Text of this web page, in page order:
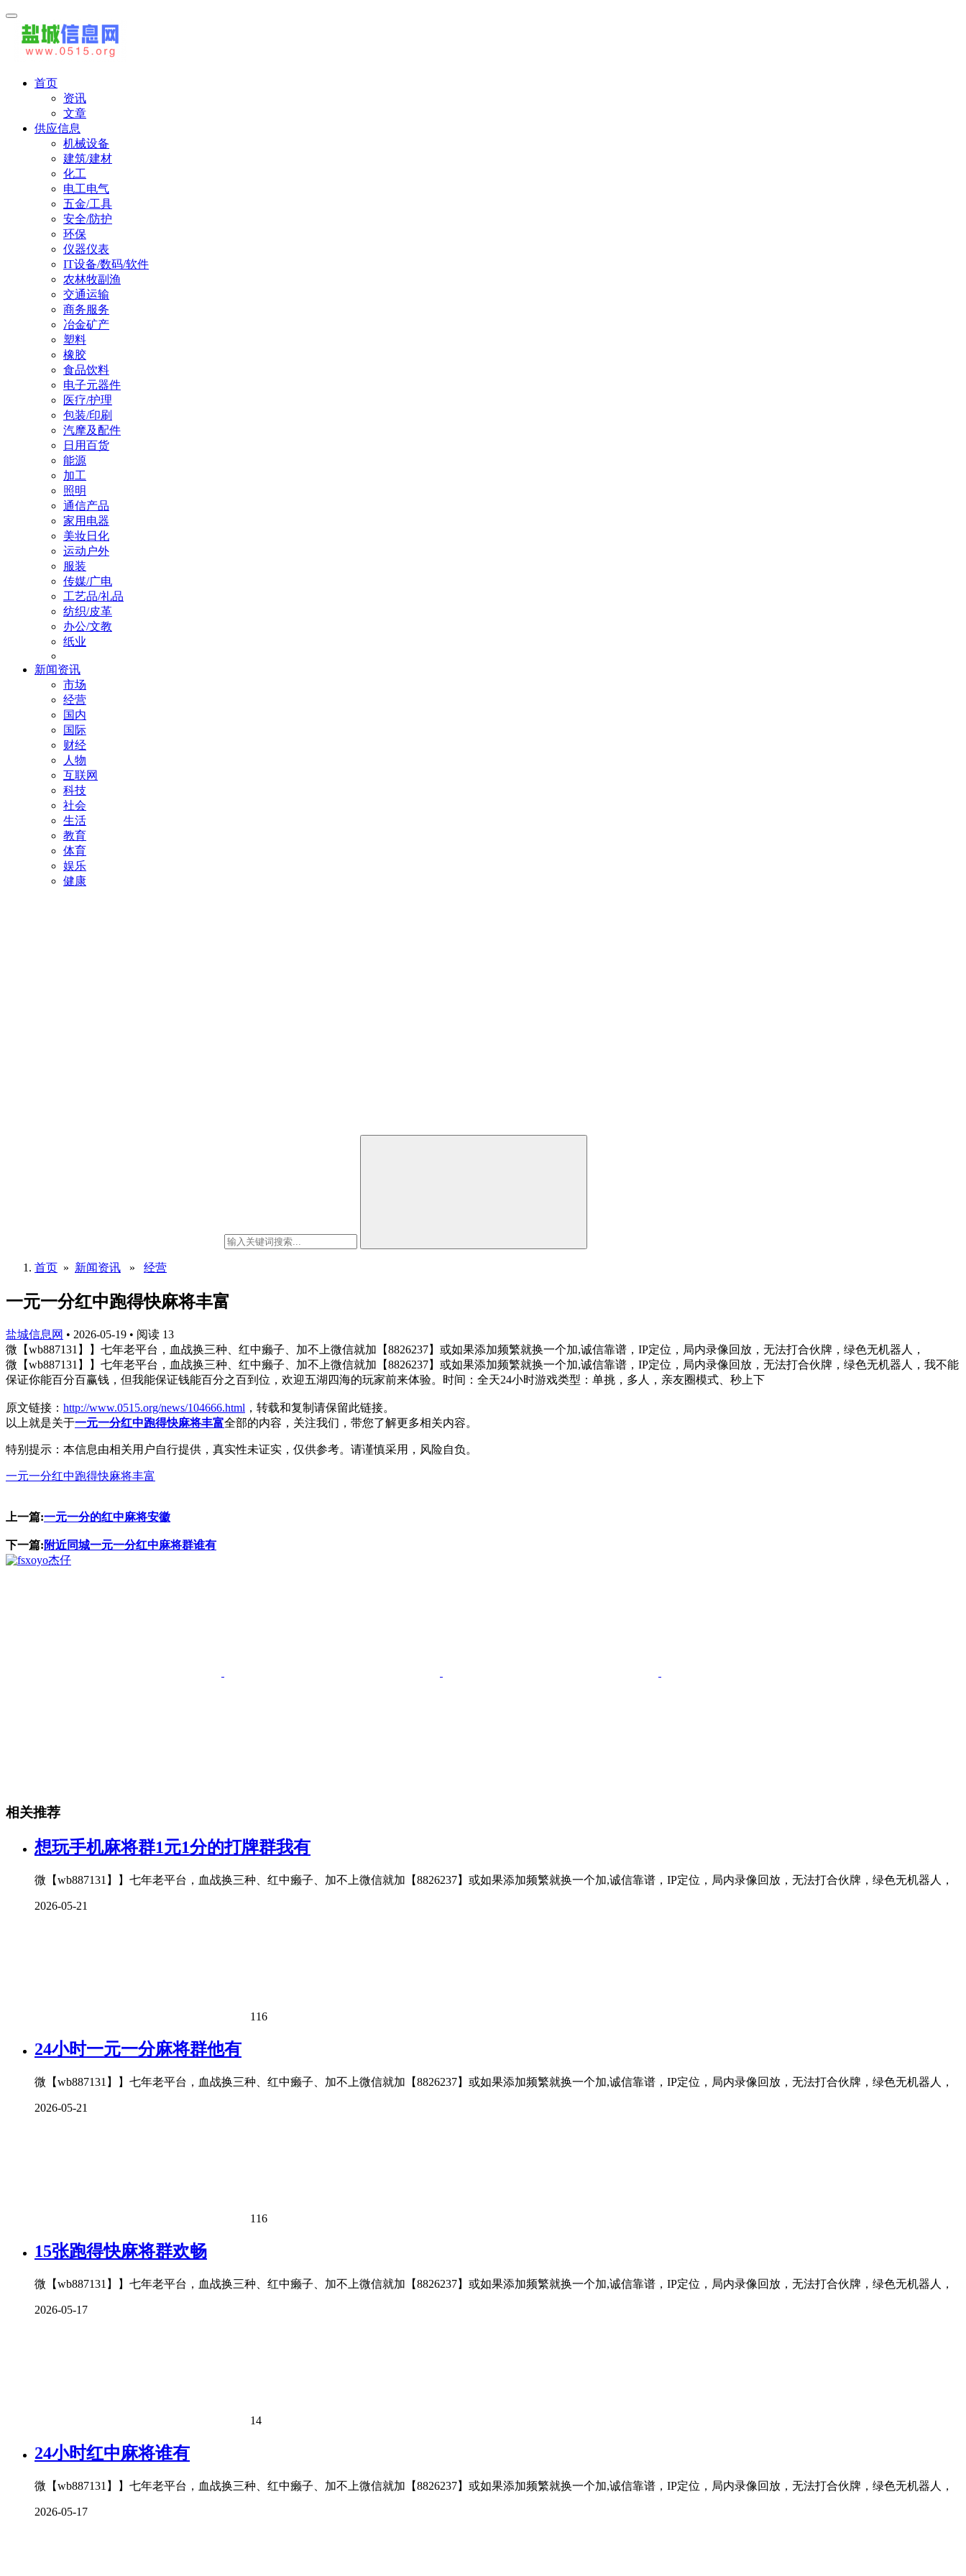
首页
资讯
文章
供应信息
机械设备
建筑/建材
化工
电工电气
五金/工具
安全/防护
环保
仪器仪表
IT设备/数码/软件
农林牧副渔
交通运输
商务服务
冶金矿产
塑料
橡胶
食品饮料
电子元器件
医疗/护理
包装/印刷
汽摩及配件
日用百货
能源
加工
照明
通信产品
家用电器
美妆日化
运动户外
服装
传媒/广电
工艺品/礼品
纺织/皮革
办公/文教
纸业
新闻资讯
市场
经营
国内
国际
财经
人物
互联网
科技
社会
生活
教育
体育
娱乐
健康
首页 » 新闻资讯 » 经营
一元一分红中跑得快麻将丰富
盐城信息网 • 2026-05-19 • 阅读 13
微【wb887131】】七年老平台，血战换三种、红中癞子、加不上微信就加【8826237】或如果添加频繁就换一个加,诚信靠谱，IP定位，局内录像回放，无法打合伙牌，绿色无机器人，
微【wb887131】】七年老平台，血战换三种、红中癞子、加不上微信就加【8826237】或如果添加频繁就换一个加,诚信靠谱，IP定位，局内录像回放，无法打合伙牌，绿色无机器人，我不能
保证你能百分百赢钱，但我能保证钱能百分之百到位，欢迎五湖四海的玩家前来体验。时间：全天24小时游戏类型：单挑，多人，亲友圈模式、秒上下
原文链接： http://www.0515.org/news/104666.html ，转载和复制请保留此链接。
以上就是关于一元一分红中跑得快麻将丰富全部的内容，关注我们，带您了解更多相关内容。
特别提示：本信息由相关用户自行提供，真实性未证实，仅供参考。请谨慎采用，风险自负。
一元一分红中跑得快麻将丰富
上一篇:一元一分的红中麻将安徽
下一篇:附近同城一元一分红中麻将群谁有
杰仔
相关推荐
想玩手机麻将群1元1分的打牌群我有
微【wb887131】】七年老平台，血战换三种、红中癞子、加不上微信就加【8826237】或如果添加频繁就换一个加,诚信靠谱，IP定位，局内录像回放，无法打合伙牌，绿色无机器人，
2026-05-21
116
24小时一元一分麻将群他有
微【wb887131】】七年老平台，血战换三种、红中癞子、加不上微信就加【8826237】或如果添加频繁就换一个加,诚信靠谱，IP定位，局内录像回放，无法打合伙牌，绿色无机器人，
2026-05-21
116
15张跑得快麻将群欢畅
微【wb887131】】七年老平台，血战换三种、红中癞子、加不上微信就加【8826237】或如果添加频繁就换一个加,诚信靠谱，IP定位，局内录像回放，无法打合伙牌，绿色无机器人，
2026-05-17
14
24小时红中麻将谁有
微【wb887131】】七年老平台，血战换三种、红中癞子、加不上微信就加【8826237】或如果添加频繁就换一个加,诚信靠谱，IP定位，局内录像回放，无法打合伙牌，绿色无机器人，
2026-05-17